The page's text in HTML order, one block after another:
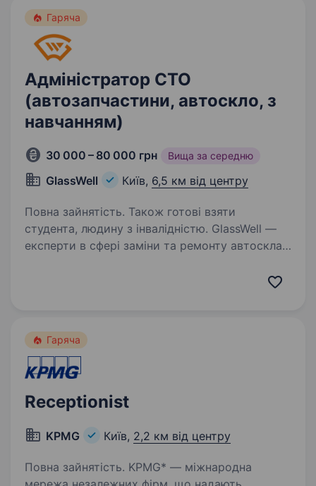
Гаряча
Адміністратор СТО
(автозапчастини, автоскло, з
навчанням)
30 000 – 80 000 грн Вища за середню
GlassWell Київ, 6,5 км від центру
Повна зайнятість. Також готові взяти
студента, людину з інвалідністю. GlassWell —
експерти в сфері заміни та ремонту автоскла,
мережа вже має 3 власні СТО, та понад 100
Гаряча
Receptionist
KPMG Київ, 2,2 км від центру
Повна зайнятість. KPMG* — міжнародна